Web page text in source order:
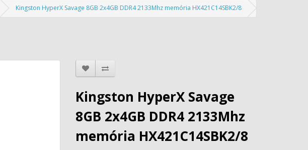
Kingston HyperX Savage 8GB 2x4GB DDR4 2133Mhz memória HX421C14SBK2/8
Kingston HyperX Savage
8GB 2x4GB DDR4 2133Mhz
memória HX421C14SBK2/8